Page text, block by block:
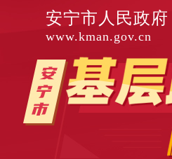
安宁市人民政府
www.kman.gov.cn